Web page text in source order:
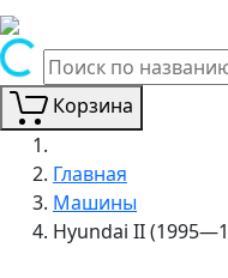
Корзина
Главная
Машины
Hyundai II